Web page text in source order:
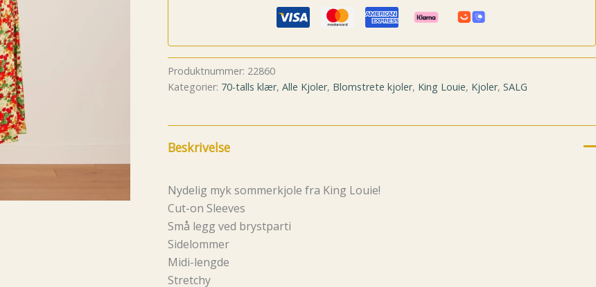
Produktnummer: 22860
Kategorier: 70-talls klær, Alle Kjoler, Blomstrete kjoler, King Louie, Kjoler, SALG
Beskrivelse
Nydelig myk sommerkjole fra King Louie!
Cut-on Sleeves
Små legg ved brystparti
Sidelommer
Midi-lengde
Stretchy